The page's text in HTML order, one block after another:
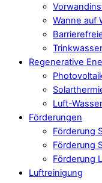
Wanne auf
Regenerative
Luft-
Förderungen
Förderung
Förderung
Förderung
Luftreinigung